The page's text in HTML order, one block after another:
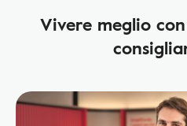
Vivere meglio